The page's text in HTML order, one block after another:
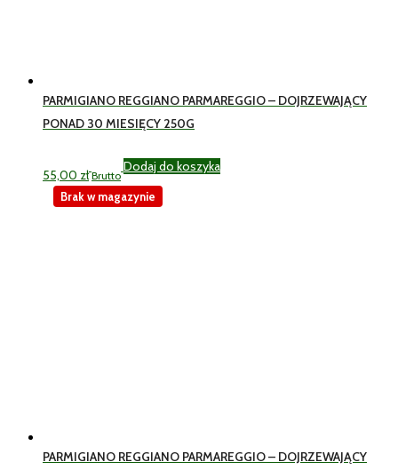
PARMIGIANO REGGIANO PARMAREGGIO – DOJRZEWAJĄCY
PONAD 30 MIESIĘCY 250G
55,00 zł Brutto
Dodaj do koszyka
PARMIGIANO REGGIANO PARMAREGGIO – DOJRZEWAJĄCY
Brak w magazynie